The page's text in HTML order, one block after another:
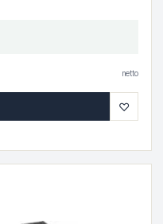
netto
♡